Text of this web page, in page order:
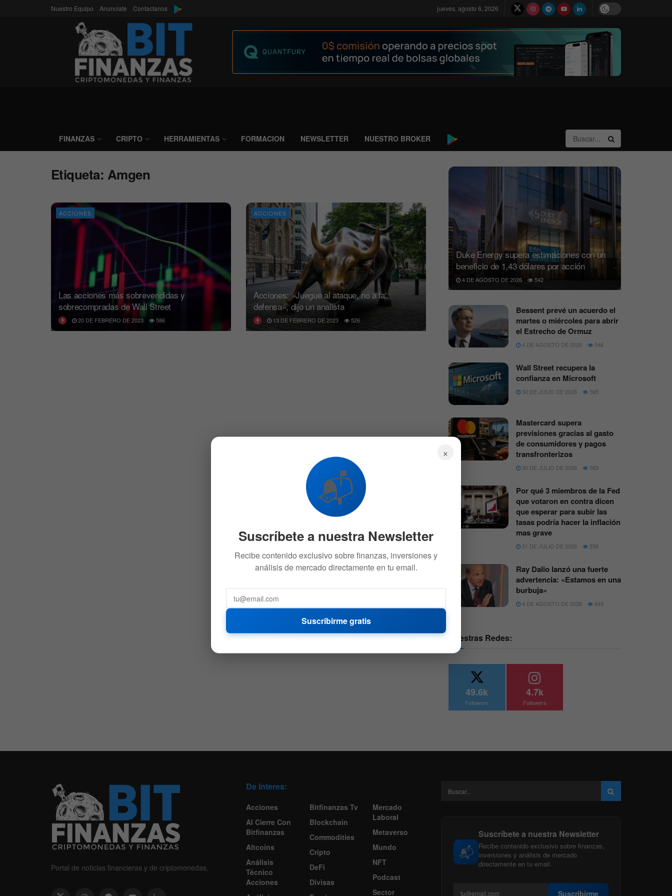
Nuestro Equipo Anunciate Contactanos jueves, agosto 6, 2026
FINANZAS CRIPTO HERRAMIENTAS FORMACION NEWSLETTER NUESTRO BROKER
Etiqueta: Amgen
ACCIONES
Las acciones más sobrevendidas y
sobrecompradas de Wall Street
20 DE FEBRERO DE 2023 586
ACCIONES
Acciones: «Juegue al ataque, no a la
defensa», dijo un analista
13 DE FEBRERO DE 2023 526
Duke Energy supera estimaciones con un
beneficio de 1,43 dólares por acción
4 DE AGOSTO DE 2026 542
Bessent prevé un acuerdo el
martes o miércoles para abrir
el Estrecho de Ormuz
4 DE AGOSTO DE 2026 546
Wall Street recupera la
confianza en Microsoft
30 DE JULIO DE 2026 565
Mastercard supera
previsiones gracias al gasto
de consumidores y pagos
transfronterizos
30 DE JULIO DE 2026 563
Por qué 3 miembros de la Fed
que votaron en contra dicen
que esperar para subir las
tasas podría hacer la inflación
mas grave
31 DE JULIO DE 2026 558
Ray Dalio lanzó una fuerte
advertencia: «Estamos en una
burbuja»
4 DE AGOSTO DE 2026 645
Nuestras Redes:
49.6k
Followers
4.7k
Followers
Portal de noticias financieras y de criptomonedas.
De Interes:
Acciones
Al Cierre Con
Bitfinanzas
Altcoins
Análisis
Técnico
Acciones
Bitfinanzas Tv
Blockchain
Commodities
Cripto
DeFi
Divisas
Mercado
Laboral
Metaverso
Mundo
NFT
Podcast
Sector
📬
Suscríbete a nuestra Newsletter
Recibe contenido exclusivo sobre finanzas,
inversiones y análisis de mercado
directamente en tu email.
Suscribirme
×
📬
Suscríbete a nuestra Newsletter
Recibe contenido exclusivo sobre finanzas, inversiones y
análisis de mercado directamente en tu email.
Suscribirme gratis